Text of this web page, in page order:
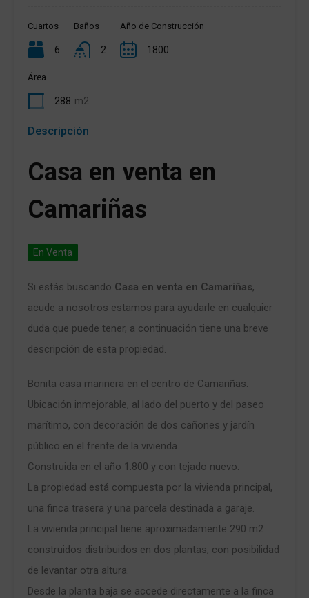
Cuartos
6
Baños
2
Año de Construcción
1800
Área
288 m2
Descripción
Casa en venta en
Camariñas
En Venta
Si estás buscando Casa en venta en Camariñas,
acude a nosotros estamos para ayudarle en cualquier
duda que puede tener, a continuación tiene una breve
descripción de esta propiedad.
Bonita casa marinera en el centro de Camariñas.
Ubicación inmejorable, al lado del puerto y del paseo
marítimo, con decoración de dos cañones y jardín
público en el frente de la vivienda.
Construida en el año 1.800 y con tejado nuevo.
La propiedad está compuesta por la vivienda principal,
una finca trasera y una parcela destinada a garaje.
La vivienda principal tiene aproximadamente 290 m2
construidos distribuidos en dos plantas, con posibilidad
de levantar otra altura.
Desde la planta baja se accede directamente a la finca